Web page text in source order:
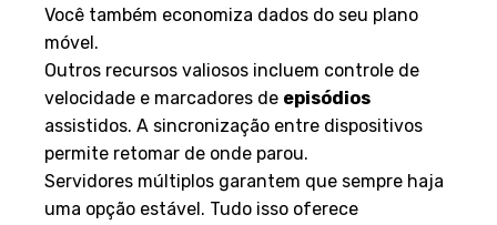
Você também economiza dados do seu plano
móvel.
Outros recursos valiosos incluem controle de
velocidade e marcadores de episódios
assistidos. A sincronização entre dispositivos
permite retomar de onde parou.
Servidores múltiplos garantem que sempre haja
uma opção estável. Tudo isso oferece